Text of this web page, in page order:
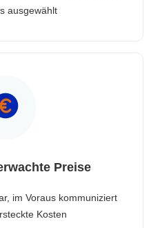
ausgewählt
Preise
im Voraus kommuniziert
Kosten